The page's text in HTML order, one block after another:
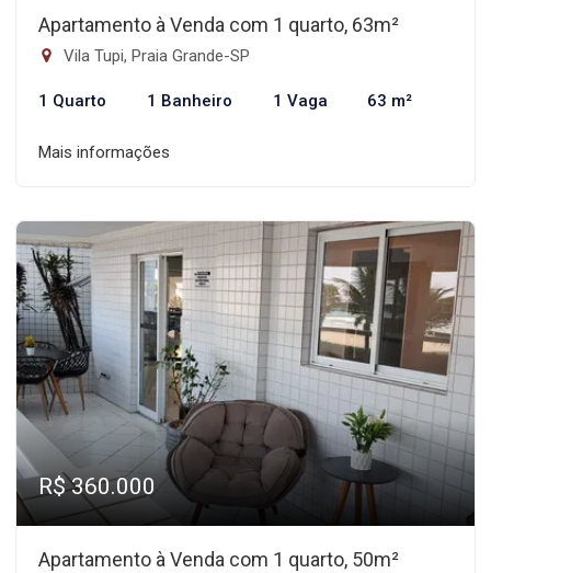
Apartamento à Venda com 1 quarto, 63m²
Vila Tupi, Praia Grande-SP
1 Quarto 1 Banheiro 1 Vaga 63 m²
Mais informações
R$ 360.000
Apartamento à Venda com 1 quarto, 50m²